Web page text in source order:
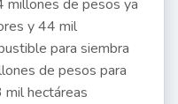
millones de pesos ya
y 44 mil
para siembra
de pesos para
hectáreas